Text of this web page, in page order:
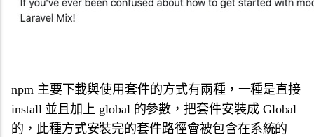
npm 主要下載與使用套件的方式有兩種，一種是直接
install 並且加上 global 的參數，把套件安裝成 Global
的，此種方式安裝完的套件路徑會被包含在系統的